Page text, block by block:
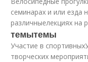
семинарах и или езда
различныелекциях на
темытемы
Участие в
творческих